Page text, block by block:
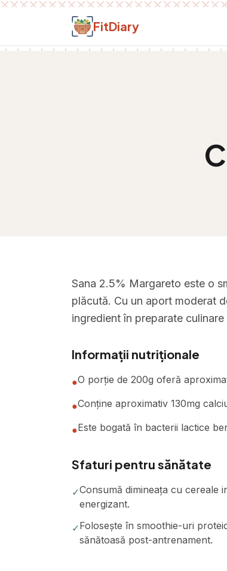
Salt la conținut
FitDiary
Sana 2.5% Margareto este o
plăcută. Cu un aport moderat
ingredient în preparate culinare
Informații nutriționale
●O porție de 200g oferă
●Conține aproximativ 130mg
●Este bogată în bacterii lactice
Sfaturi pentru sănătate
✓Consumă dimineața cu cereale
energizant.
✓Folosește în smoothie-uri
sănătoasă post-antrenament.